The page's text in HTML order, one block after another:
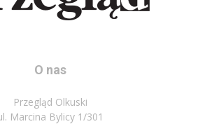
O nas
Przegląd Olkuski
Marcina Bylicy 1/301